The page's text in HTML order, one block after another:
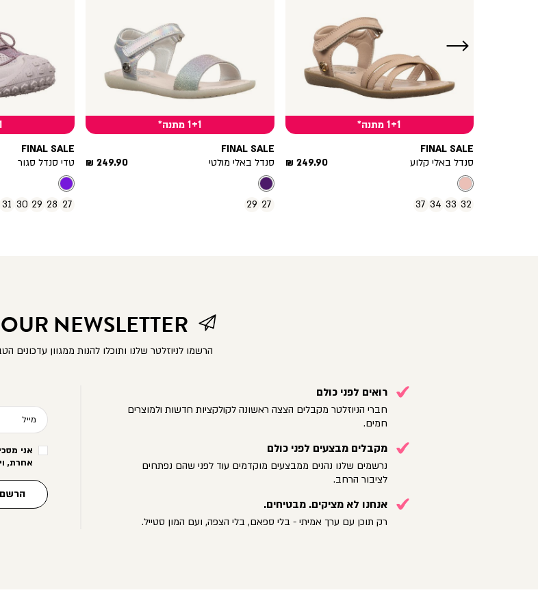
ימינה
1+1 מתנה*
FINAL SALE
סנדל באלי קלוע
מחיר
249.90 ₪
32
33
34
37
1+1 מתנה*
FINAL SALE
סנדל באלי מולטי
מחיר
249.90 ₪
27
29
FINAL SALE
טדי סנדל סגור
27
28
29
30
31
NEWSLETTER
הרשמו לניוזלטר שלנו ותוכלו להנות ממגוון עדכונים
רואים לפני כולם
חברי הניוזלטר מקבלים הצצה ראשונה לקולקציות חדשות ולמוצרים
חמים.
מקבלים מבצעים לפני כולם
נרשמים שלנו נהנים ממבצעים מוקדמים עוד לפני שהם נפתחים
לציבור הרחב.
אנחנו לא מציקים. מבטיחים.
רק תוכן עם ערך אמיתי - בלי ספאם, בלי הצפה, ועם המון סטייל.
מייל
אני
אחרת,
הרשם